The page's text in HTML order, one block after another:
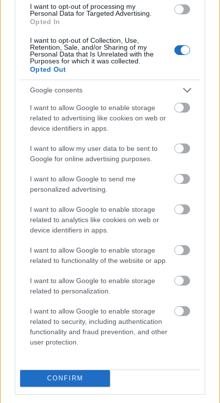
I want to opt-out of processing my
Personal Data for Targeted Advertising.
Opted In
I want to opt-out of Collection, Use,
Retention, Sale, and/or Sharing of my
Personal Data that Is Unrelated with the
Purposes for which it was collected.
Opted Out
Google consents
I want to allow Google to enable storage
related to advertising like cookies on web or
device identifiers in apps.
I want to allow my user data to be sent to
Google for online advertising purposes.
I want to allow Google to send me
personalized advertising.
I want to allow Google to enable storage
related to analytics like cookies on web or
device identifiers in apps.
I want to allow Google to enable storage
related to functionality of the website or app.
I want to allow Google to enable storage
related to personalization.
I want to allow Google to enable storage
related to security, including authentication
functionality and fraud prevention, and other
user protection.
CONFIRM
Συγκινητική συνάντηση στο Πανεπιστημιακό Γενικό
Νοσοκομείο Πατρών ΦΩΤΟ
πότισμα